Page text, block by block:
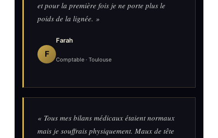
et pour la première fois je ne porte plus le
poids de la lignée. »
F
Farah
Comptable · Toulouse
« Tous mes bilans médicaux étaient normaux
mais je souffrais physiquement. Maux de tête